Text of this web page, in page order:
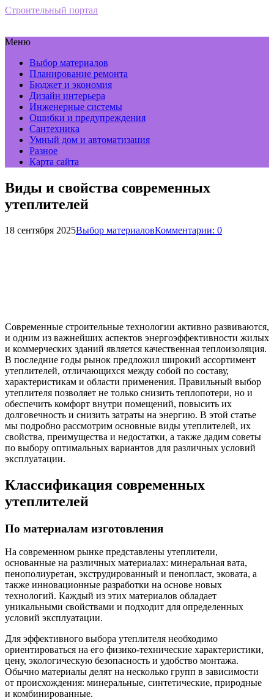
Строительный портал
Меню
Выбор материалов
Планирование ремонта
Бюджет и экономия
Дизайн интерьера
Инженерные системы
Ошибки и предупреждения
Сантехника
Умный дом и автоматизация
Разное
Карта сайта
Виды и свойства современных
утеплителей
18 сентября 2025Выбор материаловКомментарии: 0
Современные строительные технологии активно развиваются,
и одним из важнейших аспектов энергоэффективности жилых
и коммерческих зданий является качественная теплоизоляция.
В последние годы рынок предложил широкий ассортимент
утеплителей, отличающихся между собой по составу,
характеристикам и области применения. Правильный выбор
утеплителя позволяет не только снизить теплопотери, но и
обеспечить комфорт внутри помещений, повысить их
долговечность и снизить затраты на энергию. В этой статье
мы подробно рассмотрим основные виды утеплителей, их
свойства, преимущества и недостатки, а также дадим советы
по выбору оптимальных вариантов для различных условий
эксплуатации.
Классификация современных
утеплителей
По материалам изготовления
На современном рынке представлены утеплители,
основанные на различных материалах: минеральная вата,
пенополиуретан, экструдированный и пенопласт, эковата, а
также инновационные разработки на основе новых
технологий. Каждый из этих материалов обладает
уникальными свойствами и подходит для определенных
условий эксплуатации.
Для эффективного выбора утеплителя необходимо
ориентироваться на его физико-технические характеристики,
цену, экологическую безопасность и удобство монтажа.
Обычно материалы делят на несколько групп в зависимости
от происхождения: минеральные, синтетические, природные
и комбинированные.